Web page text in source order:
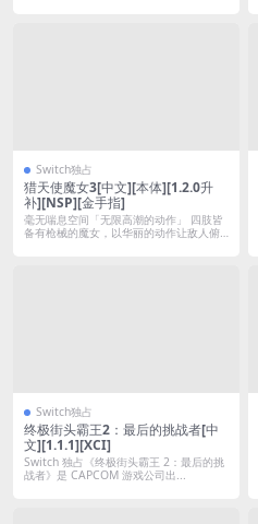
Switch独占
猎天使魔女3[中文][本体][1.2.0升
补][NSP][金手指]
毫无喘息空间「无限高潮的动作」 四肢皆
备有枪械的魔女，以华丽的动作让敌人俯
Switch独占
终极街头霸王2：最后的挑战者[中
文][1.1.1][XCI]
Switch 独占《终极街头霸王 2：最后的挑
战者》是 CAPCOM 游戏公司出...